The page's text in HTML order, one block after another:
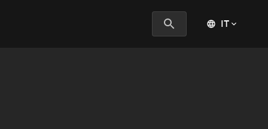
IT